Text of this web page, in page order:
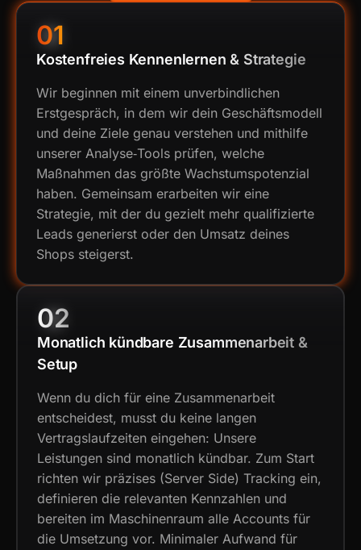
01
Kostenfreies Kennenlernen & Strategie
Wir beginnen mit einem unverbindlichen
Erstgespräch, in dem wir dein Geschäftsmodell
und deine Ziele genau verstehen und mithilfe
unserer Analyse‑Tools prüfen, welche
Maßnahmen das größte Wachstumspotenzial
haben. Gemeinsam erarbeiten wir eine
Strategie, mit der du gezielt mehr qualifizierte
Leads generierst oder den Umsatz deines
Shops steigerst.
02
Monatlich kündbare Zusammenarbeit &
Setup
Wenn du dich für eine Zusammenarbeit
entscheidest, musst du keine langen
Vertragslaufzeiten eingehen: Unsere
Leistungen sind monatlich kündbar. Zum Start
richten wir präzises (Server Side) Tracking ein,
definieren die relevanten Kennzahlen und
bereiten im Maschinenraum alle Accounts für
die Umsetzung vor. Minimaler Aufwand für